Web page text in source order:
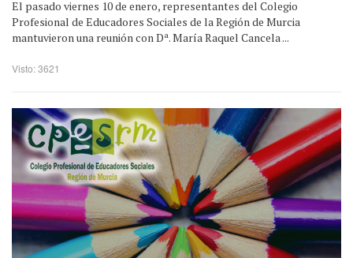
El pasado viernes 10 de enero, representantes del Colegio
Profesional de Educadores Sociales de la Región de Murcia
mantuvieron una reunión con Dª. María Raquel Cancela ...
Visto: 3621